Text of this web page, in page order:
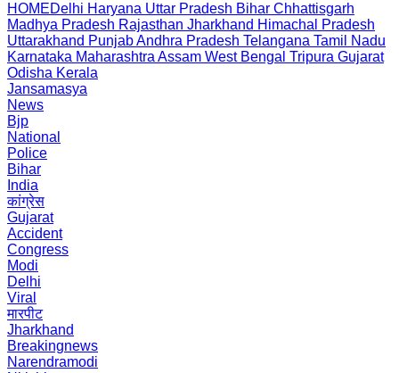
HOMEDelhi Haryana Uttar Pradesh Bihar Chhattisgarh
Madhya Pradesh Rajasthan Jharkhand Himachal Pradesh
Uttarakhand PunjabAndhra Pradesh Telangana Tamil Nadu
Karnataka Maharashtra Assam West Bengal Tripura Gujarat
Odisha Kerala
Jansamasya
News
Bjp
National
Police
Bihar
India
कांग्रेस
Gujarat
Accident
Congress
Modi
Delhi
Viral
मारपीट
Jharkhand
Breakingnews
Narendramodi